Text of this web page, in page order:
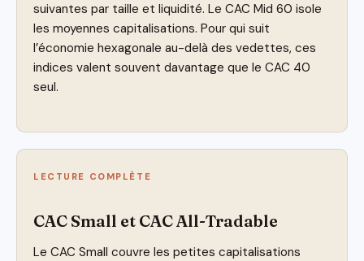
suivantes par taille et liquidité. Le CAC Mid 60 isole
les moyennes capitalisations. Pour qui suit
l’économie hexagonale au-delà des vedettes, ces
indices valent souvent davantage que le CAC 40
seul.
LECTURE COMPLÈTE
CAC Small et CAC All-Tradable
Le CAC Small couvre les petites capitalisations